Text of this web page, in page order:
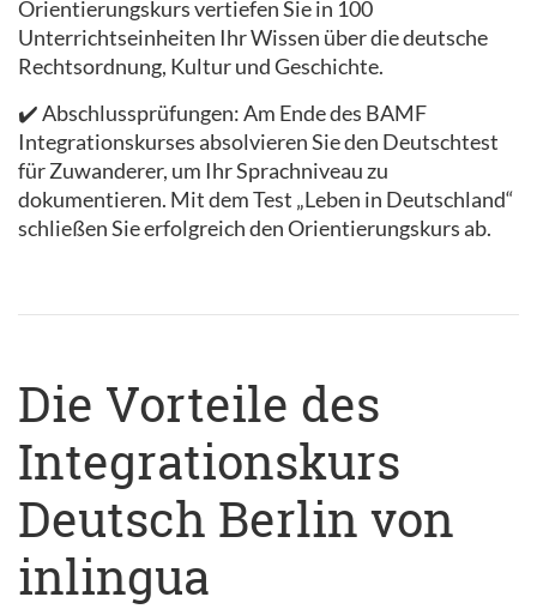
Orientierungskurs vertiefen Sie in 100
Unterrichtseinheiten Ihr Wissen über die deutsche
Rechtsordnung, Kultur und Geschichte.
✔️ Abschlussprüfungen: Am Ende des BAMF
Integrationskurses absolvieren Sie den Deutschtest
für Zuwanderer, um Ihr Sprachniveau zu
dokumentieren. Mit dem Test „Leben in Deutschland“
schließen Sie erfolgreich den Orientierungskurs ab.
Die Vorteile des
Integrationskurs
Deutsch Berlin von
inlingua